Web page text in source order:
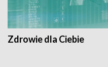
Zdrowie dla Ciebie